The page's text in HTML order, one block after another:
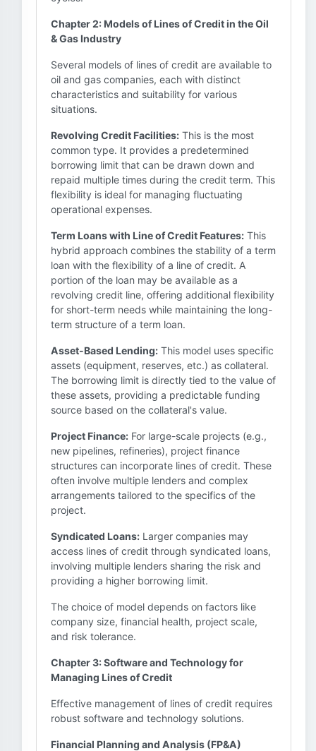
Chapter 2: Models of Lines of Credit in the Oil
& Gas Industry
Several models of lines of credit are available to
oil and gas companies, each with distinct
characteristics and suitability for various
situations.
Revolving Credit Facilities: This is the most
common type. It provides a predetermined
borrowing limit that can be drawn down and
repaid multiple times during the credit term. This
flexibility is ideal for managing fluctuating
operational expenses.
Term Loans with Line of Credit Features: This
hybrid approach combines the stability of a term
loan with the flexibility of a line of credit. A
portion of the loan may be available as a
revolving credit line, offering additional flexibility
for short-term needs while maintaining the long-
term structure of a term loan.
Asset-Based Lending: This model uses specific
assets (equipment, reserves, etc.) as collateral.
The borrowing limit is directly tied to the value of
these assets, providing a predictable funding
source based on the collateral's value.
Project Finance: For large-scale projects (e.g.,
new pipelines, refineries), project finance
structures can incorporate lines of credit. These
often involve multiple lenders and complex
arrangements tailored to the specifics of the
project.
Syndicated Loans: Larger companies may
access lines of credit through syndicated loans,
involving multiple lenders sharing the risk and
providing a higher borrowing limit.
The choice of model depends on factors like
company size, financial health, project scale,
and risk tolerance.
Chapter 3: Software and Technology for
Managing Lines of Credit
Effective management of lines of credit requires
robust software and technology solutions.
Financial Planning and Analysis (FP&A)